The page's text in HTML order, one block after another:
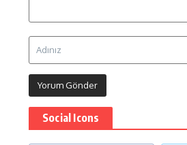
Social Icons